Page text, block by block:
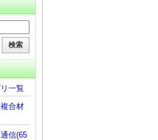
一覧
合材
信(65